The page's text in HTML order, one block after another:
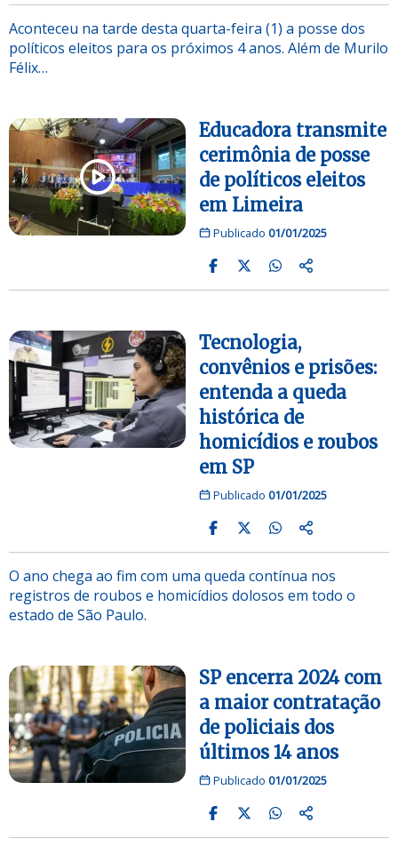
Aconteceu na tarde desta quarta-feira (1) a posse dos
políticos eleitos para os próximos 4 anos. Além de Murilo
Félix…
Educadora transmite
cerimônia de posse
de políticos eleitos
em Limeira
Publicado 01/01/2025
Tecnologia,
convênios e prisões:
entenda a queda
histórica de
homicídios e roubos
em SP
Publicado 01/01/2025
O ano chega ao fim com uma queda contínua nos
registros de roubos e homicídios dolosos em todo o
estado de São Paulo.
SP encerra 2024 com
a maior contratação
de policiais dos
últimos 14 anos
Publicado 01/01/2025